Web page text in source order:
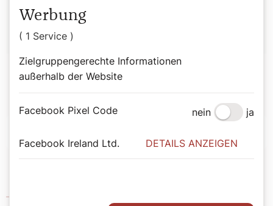
Sophie Lauringer
Werbung
( 1 Service )
Zielgruppengerechte Informationen
außerhalb der Website
Facebook Pixel Code nein ja
Facebook Ireland Ltd. DETAILS ANZEIGEN